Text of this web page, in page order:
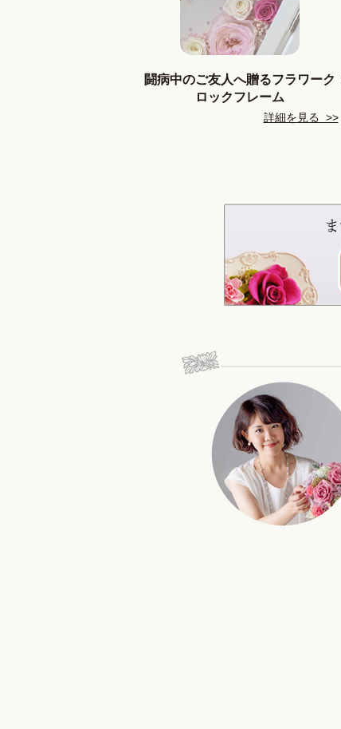
闘病中のご友人へ贈るフラワーク
ロックフレーム
詳細を見る >>